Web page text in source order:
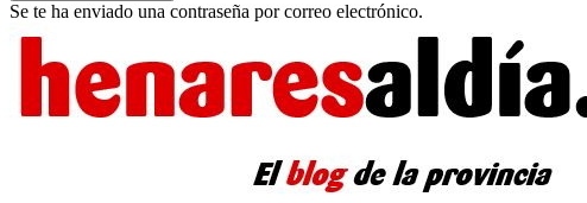
Se te ha enviado una contraseña por correo electrónico.